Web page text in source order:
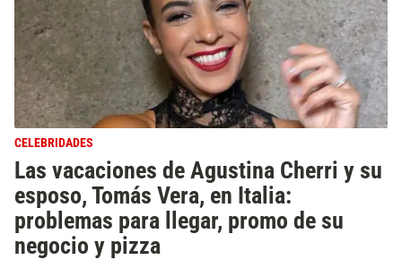
CELEBRIDADES
Las vacaciones de Agustina Cherri y su
esposo, Tomás Vera, en Italia:
problemas para llegar, promo de su
negocio y pizza